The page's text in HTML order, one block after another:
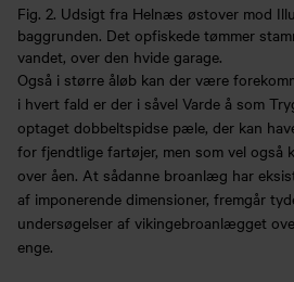
Fig. 2. Udsigt fra Helnæs østover mod
baggrunden. Det opfiskede tømmer
vandet, over den hvide garage.
Også i større åløb kan der være
i hvert fald er der i såvel Varde å som
optaget dobbeltspidse pæle, der kan
for fjendtlige fartøjer, men som vel også
over åen. At sådanne broanlæg har
af imponerende dimensioner, fremgår
undersøgelser af vikingebroanlægget
enge.